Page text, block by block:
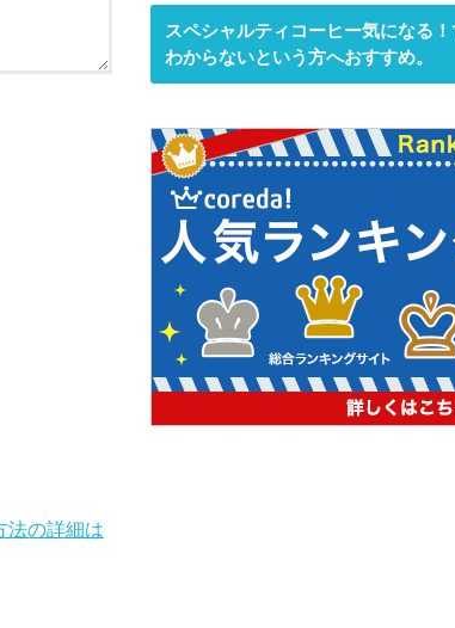
法の詳細は
スペシャルティコーヒー気になる！
わからないという方へおすすめ。